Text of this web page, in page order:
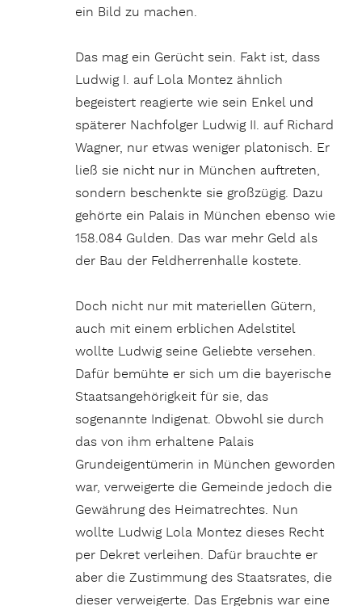
ein Bild zu machen.
Das mag ein Gerücht sein. Fakt ist, dass
Ludwig I. auf Lola Montez ähnlich
begeistert reagierte wie sein Enkel und
späterer Nachfolger Ludwig II. auf Richard
Wagner, nur etwas weniger platonisch. Er
ließ sie nicht nur in München auftreten,
sondern beschenkte sie großzügig. Dazu
gehörte ein Palais in München ebenso wie
158.084 Gulden. Das war mehr Geld als
der Bau der Feldherrenhalle kostete.
Doch nicht nur mit materiellen Gütern,
auch mit einem erblichen Adelstitel
wollte Ludwig seine Geliebte versehen.
Dafür bemühte er sich um die bayerische
Staatsangehörigkeit für sie, das
sogenannte Indigenat. Obwohl sie durch
das von ihm erhaltene Palais
Grundeigentümerin in München geworden
war, verweigerte die Gemeinde jedoch die
Gewährung des Heimatrechtes. Nun
wollte Ludwig Lola Montez dieses Recht
per Dekret verleihen. Dafür brauchte er
aber die Zustimmung des Staatsrates, die
dieser verweigerte. Das Ergebnis war eine